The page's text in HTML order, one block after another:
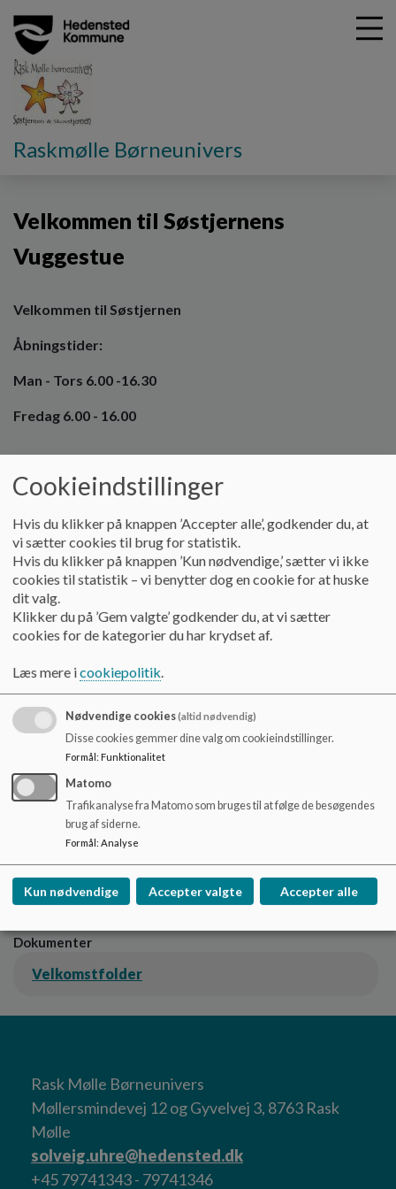
e
Raskmølle Børneunivers
Velkommen til Søstjernens
Vuggestue
Velkommen til Søstjernen
Åbningstider:
Man - Tors 6.00 -16.30
Fredag 6.00 - 16.00
Velkommen til Vuggestuen i Rask Mølle Børneunivers
I hjertet af Rask Mølle finder du vores vuggestue – en del af
Rask Mølle Børneunivers – hvor hverdagen er fyldt med
nærvær, leg og fællesskab. Her har vi tre stuer, 39 dejlige
børn og 11 engagerede voksne, som hver dag arbejder for at
skabe trygge, udviklende rammer for de mindste.
Vi elsker at være ude i naturen, hvor vi leger, undersøger og
stimulerende miljøer, hvor børnene kan udtrykke sig, være
Hver dag har fokus på trivsel, leg og læring – og vi lægger
stor vægt på, at alle børn føler sig set, hørt og mødt med
omsorg og anerkendelse.
I vores velkomstfolder, som du finder herunder, kan du
læse mere om os.
Har du spørgsmål – eller har du lyst til at se vores hverdag
er du altid velkommen til at kontakte os og få en
rundvisning.
Vi glæder os til at møde dig!
Dokumenter
Velkomstfolder
Rask Mølle Børneunivers
Møllersmindevej 12 og Gyvelvej 3, 8763 Rask
Mølle
solveig.uhre@hedensted.dk
+45 79741343 - 79741346
Cookieindstillinger
Hvis du klikker på knappen ’Accepter alle’, godkender du, at
vi sætter cookies til brug for statistik.
Hvis du klikker på knappen ’Kun nødvendige,’ sætter vi ikke
cookies til statistik – vi benytter dog en cookie for at huske
dit valg.
Klikker du på ’Gem valgte’ godkender du, at vi sætter
cookies for de kategorier du har krydset af.
Læs mere icookiepolitik
Nødvendige cookies(altid nødvendig)
Disse cookies gemmer dine valg om cookieindstillinger.
Formål: Funktionalitet
Matomo
Trafikanalyse fra Matomo som bruges til at følge de besøgendes
brug af siderne.
Formål : Analyse
Kun nødvendige Accepter valgte Accepter alle